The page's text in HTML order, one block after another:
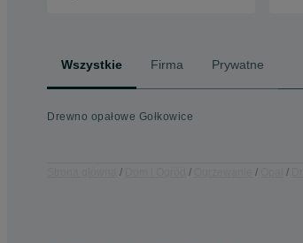
Wszystkie Firma Prywatne
Drewno opałowe Gołkowice